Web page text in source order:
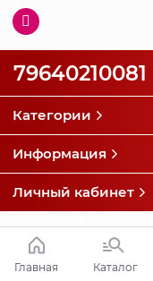
79640210081
Категории
Информация
Личный кабинет
Главная Каталог